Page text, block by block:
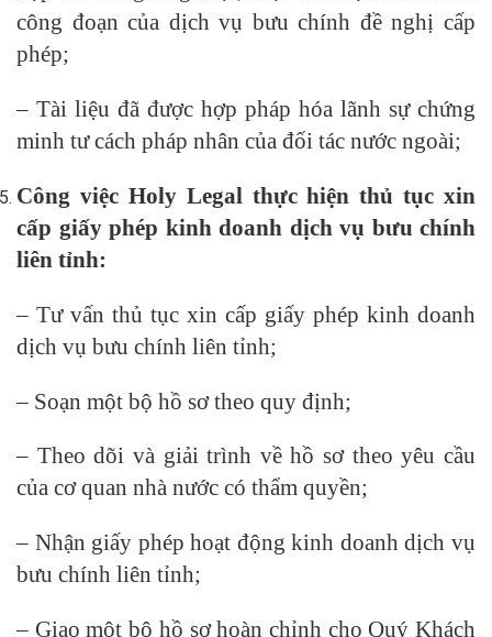
công đoạn của dịch vụ bưu chính đề nghị cấp
phép;
– Tài liệu đã được hợp pháp hóa lãnh sự chứng
minh tư cách pháp nhân của đối tác nước ngoài;
Công việc Holy Legal thực hiện thủ tục xin
cấp giấy phép kinh doanh dịch vụ bưu chính
liên tỉnh:
– Tư vấn thủ tục xin cấp giấy phép kinh doanh
dịch vụ bưu chính liên tỉnh;
– Soạn một bộ hồ sơ theo quy định;
– Theo dõi và giải trình về hồ sơ theo yêu cầu
của cơ quan nhà nước có thẩm quyền;
– Nhận giấy phép hoạt động kinh doanh dịch vụ
bưu chính liên tỉnh;
– Giao một bộ hồ sơ hoàn chỉnh cho Quý Khách